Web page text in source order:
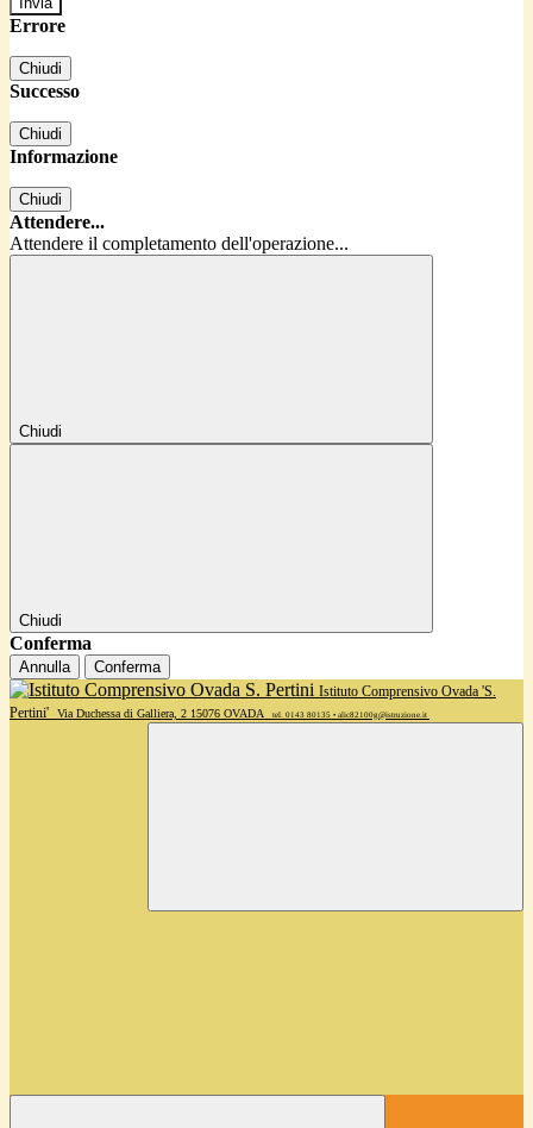
Errore
Chiudi
Successo
Chiudi
Informazione
Chiudi
Attendere...
Attendere il completamento dell'operazione...
Chiudi
Chiudi
Conferma
Annulla Conferma
Istituto Comprensivo Ovada 'S.
Pertini'
Via Duchessa di Galliera, 2 15076 OVADA tel. 0143 80135 • alic82100g@istruzione.it